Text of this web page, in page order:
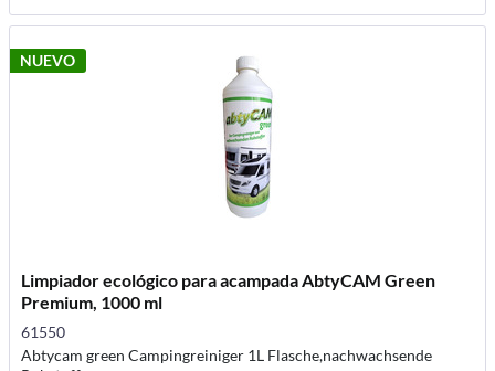
NUEVO
Limpiador ecológico para acampada AbtyCAM Green
Premium, 1000 ml
61550
Abtycam green Campingreiniger 1L Flasche,nachwachsende